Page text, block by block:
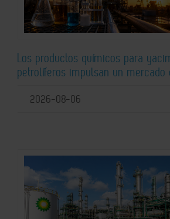
Los productos químicos para
petrolíferos impulsan un mercado
2026-08-06